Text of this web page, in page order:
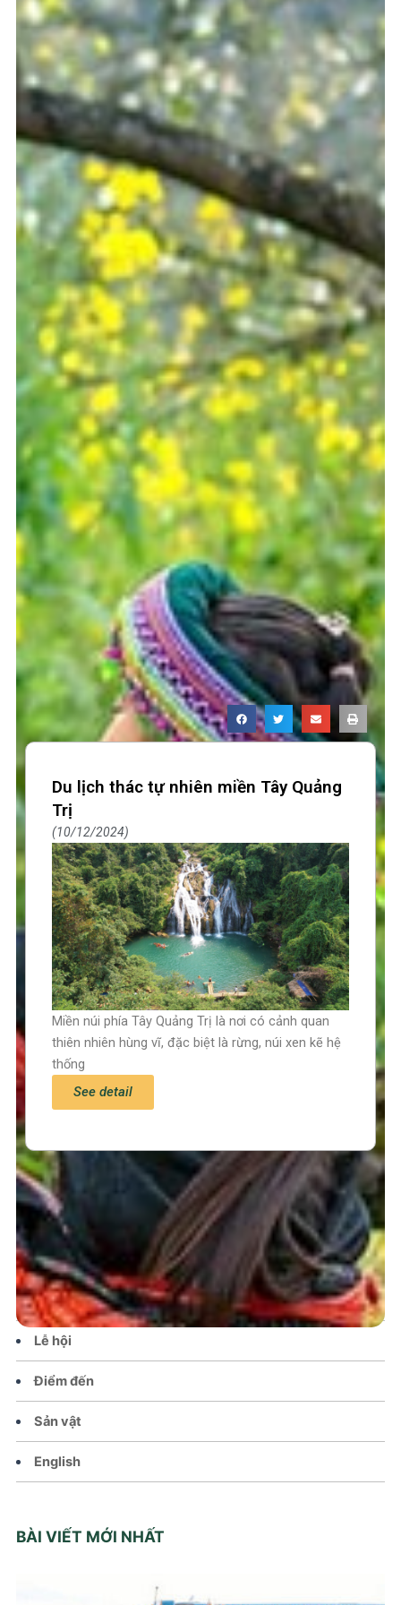
Trang chủ
Tin tức – Sự kiện
Chính sách
Văn hoá – Đời sống
Lễ hội
Điểm đến
Sản vật
English
BÀI VIẾT MỚI NHẤT
Du lịch thác tự nhiên miền Tây Quảng
Trị
10/12/2024
Miền núi phía Tây Quảng Trị là nơi có cảnh quan
thiên nhiên hùng vĩ, đặc biệt là rừng, núi xen kẽ hệ
thống
See detail